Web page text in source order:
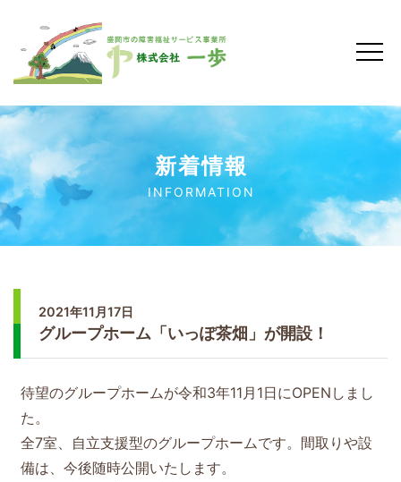
新着情報
INFORMATION
2021年11月17日
グループホーム「いっぽ茶畑」が開設！
待望のグループホームが令和3年11月1日にOPENしまし
た。
全7室、自立支援型のグループホームです。間取りや設
備は、今後随時公開いたします。